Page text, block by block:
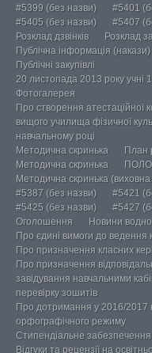
#5399 (без назви)
#5401
#5405 (без назви)
#5407
Розклад дзвінків
Розклад
Публічна інформація (накази)
Публічні закупівлі
20 листопада 2013 року учні
Фотогалерея
Про створення атестаційної
вищого училища фізичної
навчальному році
Методична скринька
План
Методична скринька
Методична скринька
#5387 (без назви)
#5421
#5425 (без назви)
#5427
Оголошення
Новини
Про єдині вимоги до ведення
Про призначення класних
Про призначення
завідування навчальними
перевірку зошитів
Про дотримання у 2016/2017
орфографічного режиму
Стипендіальне забезпечення
Відгуки та рецензії на